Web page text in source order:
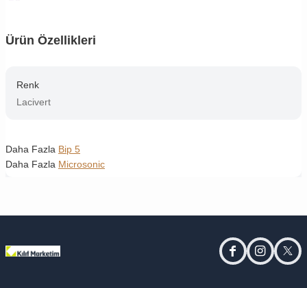
Ürün Özellikleri
Renk
Lacivert
Daha Fazla Bip 5
Daha Fazla Microsonic
facebookinstagram